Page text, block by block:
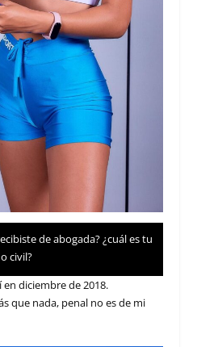
de abogada? ¿cuál es tu
civil?
en diciembre de 2018.
que nada, penal no es de mi